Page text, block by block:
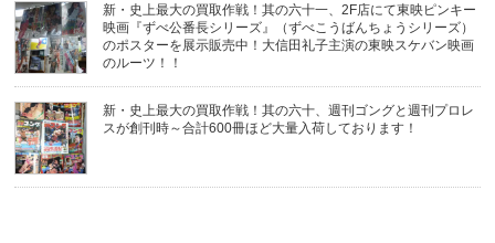
新・史上最大の買取作戦！其の六十一、2F店にて東映ピンキー
映画『ずべ公番長シリーズ』（ずべこうばんちょうシリーズ）
のポスターを展示販売中！大信田礼子主演の東映スケバン映画
のルーツ！！
新・史上最大の買取作戦！其の六十、週刊ゴングと週刊プロレ
スが創刊時～合計600冊ほど大量入荷しております！